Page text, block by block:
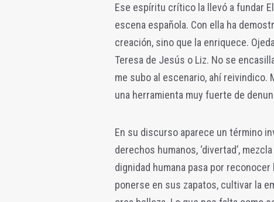
Ese espíritu crítico la llevó a fundar
escena española. Con ella ha
creación, sino que la enriquece.
Teresa de Jesús o Liz. No se
me subo al escenario, ahí reivindico.
una herramienta muy fuerte de
En su discurso aparece un término
derechos humanos, ‘divertad’,
dignidad humana pasa por
ponerse en sus zapatos, cultivar la